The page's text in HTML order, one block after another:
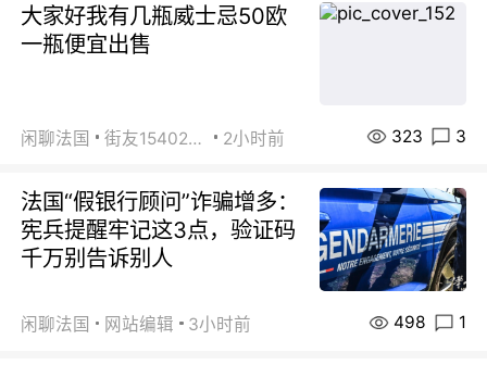
大家好我有几瓶威士忌50欧
一瓶便宜出售
闲聊法国 街友15402223 2小时前 323 3
法国“假银行顾问”诈骗增多：
宪兵提醒牢记这3点，验证码
千万别告诉别人
闲聊法国 网站编辑 3小时前 498 1